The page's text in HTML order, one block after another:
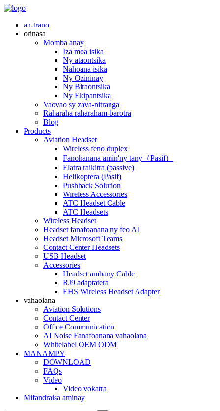
an-trano
orinasa
Momba anay
Iza moa isika
Ny ataontsika
Nahoana isika
Ny Ozininay
Ny Biraontsika
Ny Ekipantsika
Vaovao sy zava-nitranga
Raharaha raharaham-barotra
Blog
Products
Aviation Headset
Wireless feno duplex
Fanohanana amin'ny tany（Pasif）
Elatra raikitra (passive)
Helikoptera (Pasif)
Pushback Solution
Wireless Accessories
ATC Headset Cable
ATC Headsets
Wireless Headset
Headset fanafoanana ny feo AI
Headset Microsoft Teams
Contact Center Headsets
USB Headset
Accessories
Headset ambany Cable
RJ9 adaptatera
EHS Wireless Headset Adapter
vahaolana
Aviation Solutions
Contact Center
Office Communication
AI Noise Fanafoanana vahaolana
Whitelabel OEM ODM
MANAMPY
DOWNLOAD
FAQs
Video
Video vokatra
Mifandraisa aminay